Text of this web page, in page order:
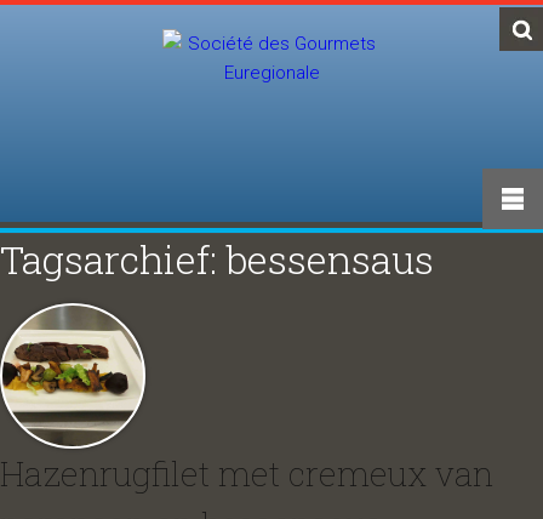
Tagsarchief: bessensaus
Hazenrugfilet met cremeux van